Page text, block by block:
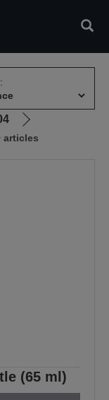
Aller
à
articles
(65 ml)